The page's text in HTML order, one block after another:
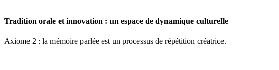
Tradition orale et innovation : un espace de dynamique culturelle
Axiome 2 : la mémoire parlée est un processus de répétition créatrice.